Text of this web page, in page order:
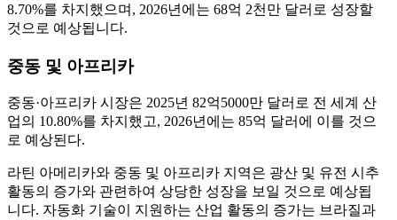
8.70%를 차지했으며, 2026년에는 68억 2천만 달러로 성장할
것으로 예상됩니다.
중동 및 아프리카
중동·아프리카 시장은 2025년 82억5000만 달러로 전 세계 산
업의 10.80%를 차지했고, 2026년에는 85억 달러에 이를 것으
로 예상된다.
라틴 아메리카와 중동 및 아프리카 지역은 광산 및 유전 시추
활동의 증가와 관련하여 상당한 성장을 보일 것으로 예상됩
니다. 자동화 기술이 지원하는 산업 활동의 증가는 브라질과